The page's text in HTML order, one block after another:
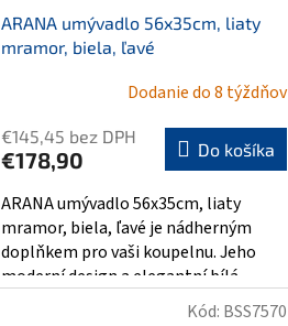
ARANA umývadlo 56x35cm, liaty
mramor, biela, ľavé
Dodanie do 8 týždňov
€145,45 bez DPH
€178,90 Do košíka
ARANA umývadlo 56x35cm, liaty
mramor, biela, ľavé je nádherným
doplňkem pro vaši koupelnu. Jeho
moderní design a elegantní bílá
Kód: BSS7570